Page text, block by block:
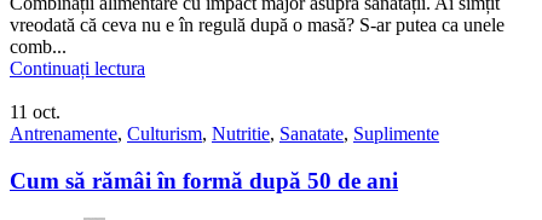
vreodată că ceva nu e în regulă după o masă? S-ar putea ca unele
comb...
Continuați lectura
11 oct.
Antrenamente, Culturism, Nutritie, Sanatate, Suplimente
Cum să rămâi în formă după 50 de ani